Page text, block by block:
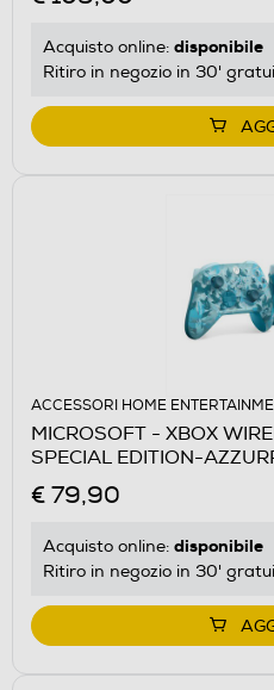
Acquisto online: disponibile
Ritiro in negozio in 30'
ACCESSORI HOME
MICROSOFT - XBOX
SPECIAL EDITION-
€ 79,90
Acquisto online: disponibile
Ritiro in negozio in 30'